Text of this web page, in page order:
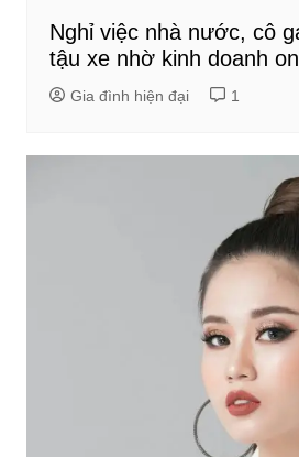
Nghỉ việc nhà nước, cô
tậu xe nhờ kinh doanh
Gia đình hiện đại 1